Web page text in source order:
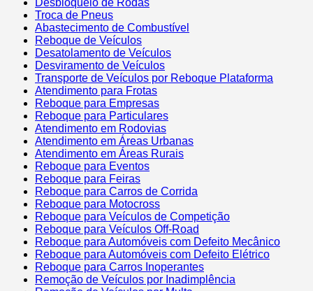
Desbloqueio de Rodas
Troca de Pneus
Abastecimento de Combustível
Reboque de Veículos
Desatolamento de Veículos
Desviramento de Veículos
Transporte de Veículos por Reboque Plataforma
Atendimento para Frotas
Reboque para Empresas
Reboque para Particulares
Atendimento em Rodovias
Atendimento em Áreas Urbanas
Atendimento em Áreas Rurais
Reboque para Eventos
Reboque para Feiras
Reboque para Carros de Corrida
Reboque para Motocross
Reboque para Veículos de Competição
Reboque para Veículos Off-Road
Reboque para Automóveis com Defeito Mecânico
Reboque para Automóveis com Defeito Elétrico
Reboque para Carros Inoperantes
Remoção de Veículos por Inadimplência